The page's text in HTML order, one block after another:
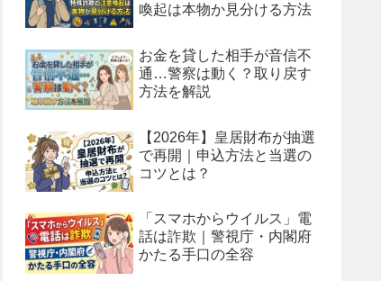
喚起は本物か見分ける方法
お金を貸した相手が音信不
通…警察は動く？取り戻す
方法を解説
【2026年】皇居財布が抽選
で再開｜申込方法と当選の
コツとは？
「スマホからウイルス」電
話は詐欺｜警視庁・内閣府
かたる手口の全容